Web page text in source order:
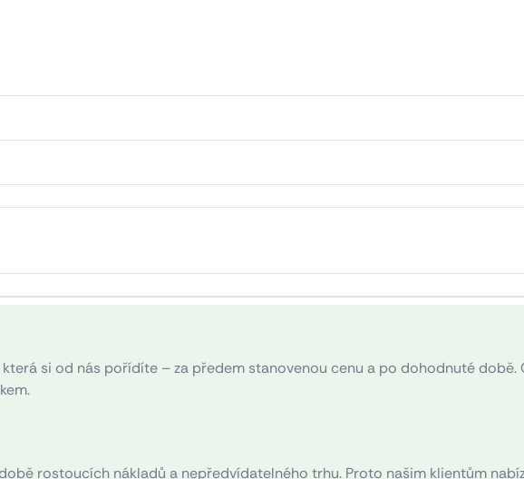
si od nás pořídíte – za předem stanovenou cenu a po dohodnuté době.
rostoucích nákladů a nepředvídatelného trhu. Proto našim klientům